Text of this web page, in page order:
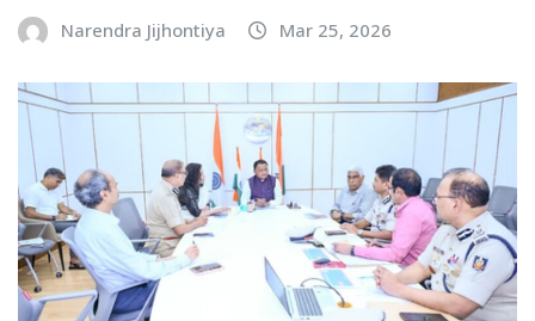
Narendra Jijhontiya Mar 25, 2026